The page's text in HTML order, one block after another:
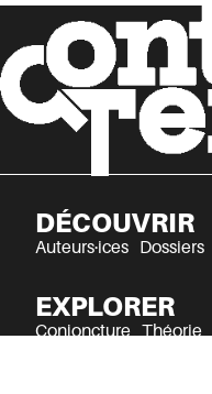
DÉCOUVRIR
Auteurs·ices Dossiers
EXPLORER
Conjoncture Théorie